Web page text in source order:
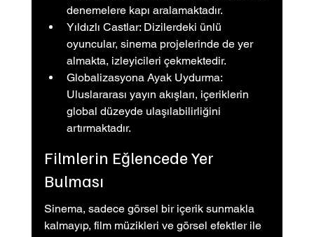
denemelere kapı aralamaktadır.
Yıldızlı Castlar: Dizilerdeki ünlü
oyuncular, sinema projelerinde de yer
almakta, izleyicileri çekmektedir.
Globalizasyona Ayak Uydurma:
Uluslararası yayın akışları, içeriklerin
global düzeyde ulaşılabilirliğini
artırmaktadır.
Filmlerin Eğlencede Yer
Bulması
Sinema, sadece görsel bir içerik sunmakla
kalmayıp, film müzikleri ve görsel efektler ile